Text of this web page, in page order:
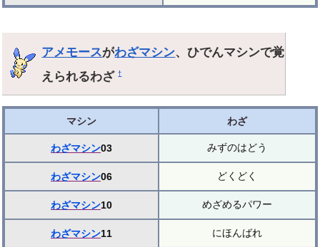
アメモースがわざマシン、ひでんマシンで覚
えられるわざ†
マシン わざ
わざマシン03 みずのはどう
わざマシン06 どくどく
わざマシン10 めざめるパワー
わざマシン11 にほんばれ